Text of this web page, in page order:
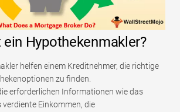
Hypothekenmakler?
helfen einem Kreditnehmer, die richtige
zu finden.
erforderlichen Informationen wie das
verdiente Einkommen, die